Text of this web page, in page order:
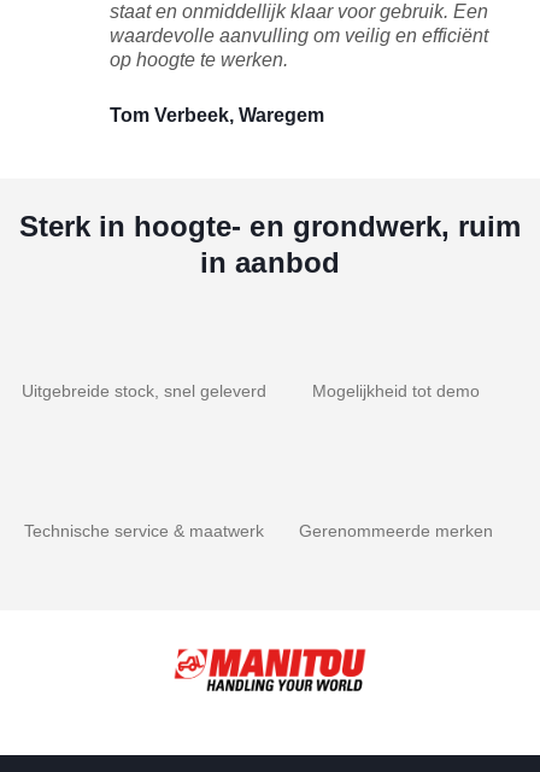
staat en onmiddellijk klaar voor gebruik. Een
waardevolle aanvulling om veilig en efficiënt
op hoogte te werken.
Tom Verbeek, Waregem
Sterk in hoogte- en grondwerk, ruim
in aanbod
Uitgebreide stock, snel geleverd Mogelijkheid tot demo
Technische service & maatwerk Gerenommeerde merken